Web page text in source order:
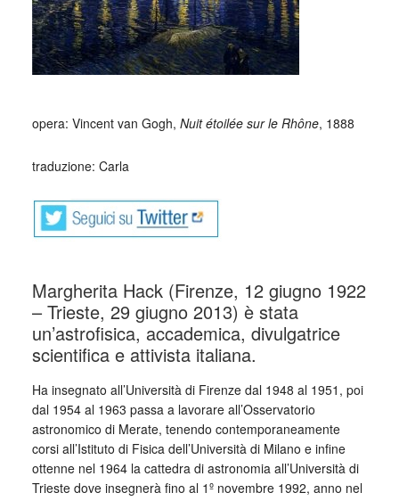
opera: Vincent van Gogh, Nuit étoilée sur le Rhône, 1888
traduzione: Carla
Margherita Hack (Firenze, 12 giugno 1922
– Trieste, 29 giugno 2013) è stata
un’astrofisica, accademica, divulgatrice
scientifica e attivista italiana.
Ha insegnato all’Università di Firenze dal 1948 al 1951, poi
dal 1954 al 1963 passa a lavorare all’Osservatorio
astronomico di Merate, tenendo contemporaneamente
corsi all’Istituto di Fisica dell’Università di Milano e infine
ottenne nel 1964 la cattedra di astronomia all’Università di
Trieste dove insegnerà fino al 1º novembre 1992, anno nel